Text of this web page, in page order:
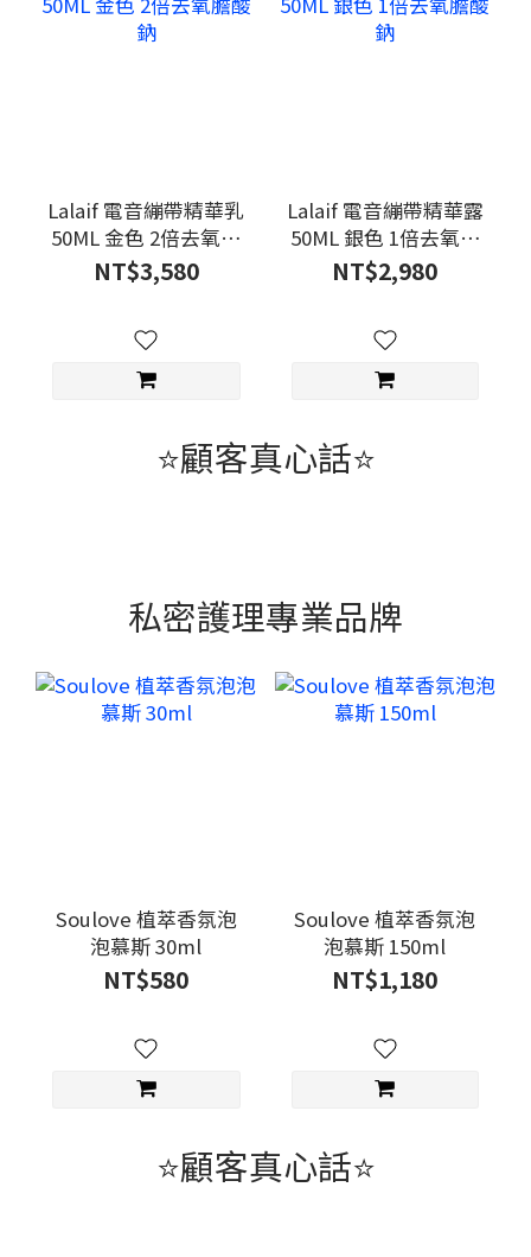
Lalaif 電音繃帶精華乳
50ML 金色 2倍去氧膽
酸鈉
NT$3,580
Lalaif 電音繃帶精華露
50ML 銀色 1倍去氧膽
酸鈉
NT$2,980
⭐顧客真心話⭐
私密護理專業品牌
Soulove 植萃香氛泡
泡慕斯 30ml
NT$580
Soulove 植萃香氛泡
泡慕斯 150ml
NT$1,180
⭐顧客真心話⭐